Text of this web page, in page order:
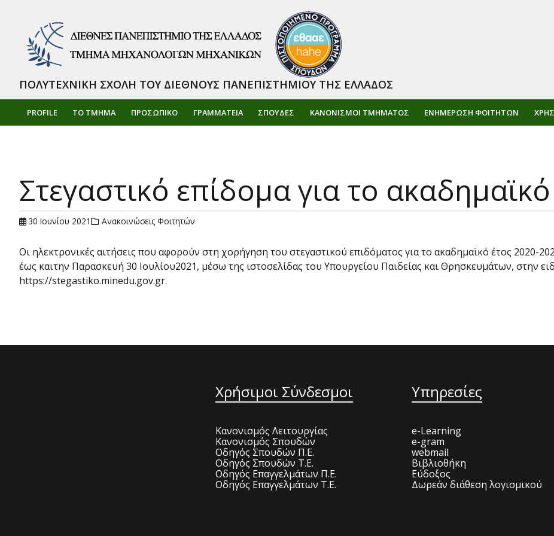
PROFILE ΤΟ ΤΜΗΜΑ ΠΡΟΣΩΠΙΚΌ ΓΡΑΜΜΑΤΕΙΑ ΣΠΟΥΔΕΣ ΚΑΝΟΝΙΣΜΟΙ ΤΜΗΜΑΤΟΣ ΕΝΗΜΈΡΩΣΗ ΦΟΙΤΗΤΏΝ
ΠΟΛΥΤΕΧΝΙΚΗ ΣΧΟΛΗ ΤΟΥ ΔΙΕΘΝΟΥΣ ΠΑΝΕΠΙΣΤΗΜΙΟΥ ΤΗΣ ΕΛΛΑΔΟΣ
Στεγαστικό επίδομα για το
30 Ιουνίου 2021 Ανακοινώσεις Φοιτητών
Οι ηλεκτρονικές αιτήσεις που αφορούν στη χορήγηση του στεγαστικού επιδόματος για το ακαδημαϊκό έτος 2020-
έως καιτην Παρασκευή 30 Ιουλίου2021, μέσω της ιστοσελίδας του Υπουργείου Παιδείας και Θρησκευμάτων, στην
https://stegastiko.minedu.gov.gr.
Χρήσιμοι Σύνδεσμοι
Κανονισμός Λειτουργίας
Κανονισμός Σπουδών
Οδηγός Σπουδών Π.Ε.
Οδηγός Σπουδών Τ.Ε.
Οδηγός Επαγγελμάτων Π.Ε.
Οδηγός Επαγγελμάτων Τ.Ε.
Υπηρεσίες
e-Learning
e-gram
webmail
Βιβλιοθήκη
Εύδοξος
Δωρεάν διάθεση λογισμικού